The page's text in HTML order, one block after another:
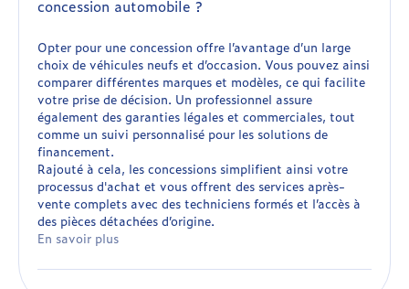
concession automobile ?
Opter pour une concession offre l’avantage d’un large
choix de véhicules neufs et d’occasion. Vous pouvez ainsi
comparer différentes marques et modèles, ce qui facilite
votre prise de décision. Un professionnel assure
également des garanties légales et commerciales, tout
comme un suivi personnalisé pour les solutions de
financement.
Rajouté à cela, les concessions simplifient ainsi votre
processus d'achat et vous offrent des services après-
vente complets avec des techniciens formés et l’accès à
des pièces détachées d’origine.
En savoir plus